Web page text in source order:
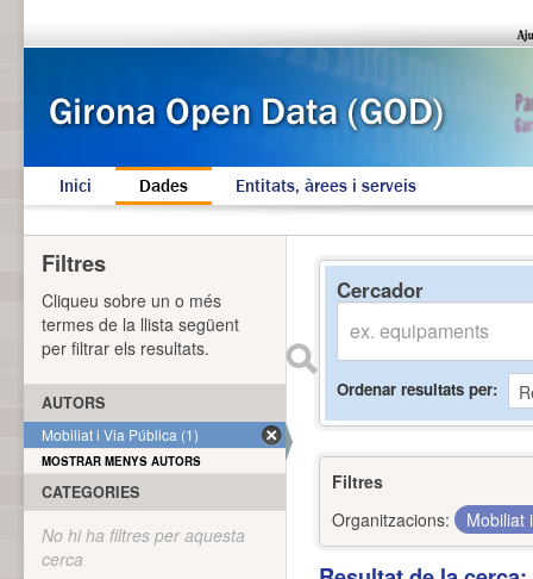
Inici Dades Entitats, àrees i serveis
Cercador
Ordenar resultats per
Filtres
Organitzacions:
Mobiliat
Filtres
Cliqueu sobre un o més
termes de la llista següent
per filtrar els resultats.
AUTORS
Mobiliat i Via Pública (1)
MOSTRAR MENYS AUTORS
CATEGORIES
No hi ha filtres per aquesta
cerca